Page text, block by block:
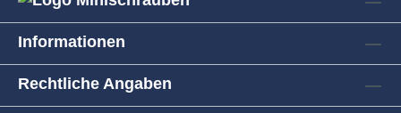
Informationen
Rechtliche Angaben